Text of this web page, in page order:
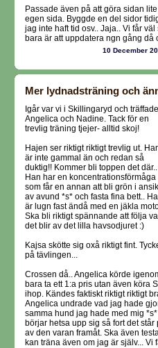
Passade även på att göra sidan
egen sida. Byggde en del sidor
jag inte haft tid osv.. Jaja.. Vi får
bara är att uppdatera ngn gång då
10 December
Mer lydnadsträning och
Igår var vi i Skillingaryd och träffade
Angelica och Nadine. Tack för en
trevlig träning tjejer- alltid skoj!
Hajen ser riktigt riktigt trevlig ut.
är inte gammal än och redan så
duktig!! Kommer bli toppen det där..
Han har en koncentrationsförmåga
som får en annan att bli grön i
av avund *s* och fasta fina bett..
är lugn fast ändå med en jäkla
Ska bli riktigt spännande att följa
det blir av det lilla havsodjuret :)
Kajsa skötte sig oxå riktigt fint.
på tävlingen...
Crossen då.. Angelica körde
bara ta ett 1:a pris utan även köra
ihop. Kändes faktiskt riktigt riktigt
Angelica undrade vad jag hade
samma hund jag hade med mig
börjar hetsa upp sig så fort det
av den varan framåt. Ska även
kan träna även om jag är själv... Vi